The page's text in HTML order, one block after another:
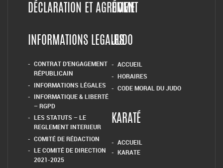
DÉCLARATION ET AGRÉMENT
HOME
INFORMATIONS LEGALES
CONTRAT D’ENGAGEMENT
RÉPUBLICAIN
INFORMATIONS LÉGALES
INFORMATIQUE & LIBERTÉ
– RGPD
LES STATUTS – LE
REGLEMENT INTERIEUR
COMITÉ DE RÉDACTION
LE COMITÉ DE DIRECTION
2021-2025
JUDO
ACCUEIL
HORAIRES
CODE MORAL DU JUDO
KARATÉ
ACCUEIL
KARATE